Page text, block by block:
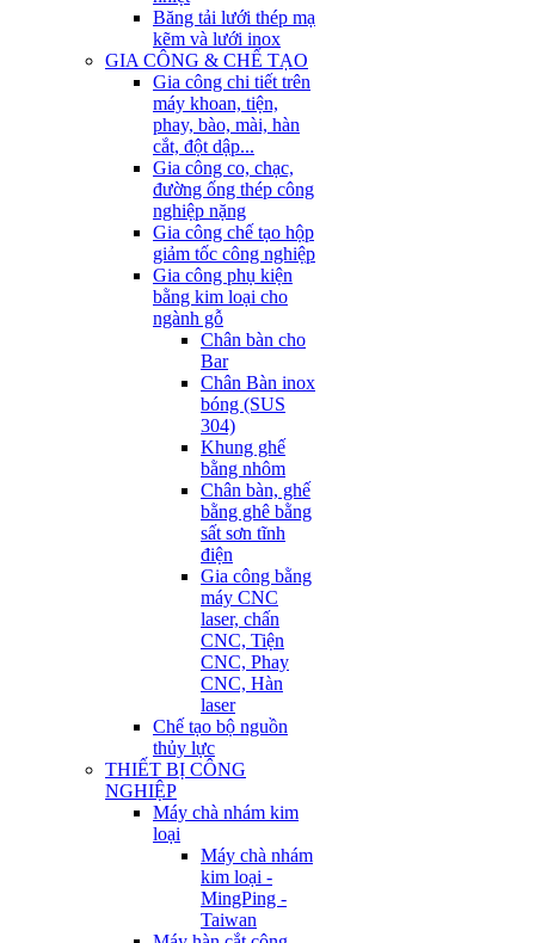
Băng tải lưới thép mạ
kẽm và lưới inox
GIA CÔNG & CHẾ TẠO
Gia công chi tiết trên
máy khoan, tiện,
phay, bào, mài, hàn
cắt, đột dập...
Gia công co, chạc,
đường ống thép công
nghiệp nặng
Gia công chế tạo hộp
giảm tốc công nghiệp
Gia công phụ kiện
bằng kim loại cho
ngành gỗ
Chân bàn cho
Bar
Chân Bàn inox
bóng (SUS
304)
Khung ghế
bằng nhôm
Chân bàn, ghế
bằng ghê bằng
sất sơn tĩnh
điện
Gia công bằng
máy CNC
laser, chấn
CNC, Tiện
CNC, Phay
CNC, Hàn
laser
Chế tạo bộ nguồn
thủy lực
THIẾT BỊ CÔNG
NGHIỆP
Máy chà nhám kim
loại
Máy chà nhám
kim loại -
MingPing -
Taiwan